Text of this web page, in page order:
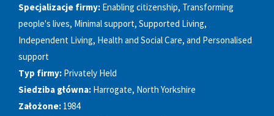
Specjalizacje firmy: Enabling citizenship, Transforming
people's lives, Minimal support, Supported Living,
Independent Living, Health and Social Care, and Personalised
support
Typ firmy: Privately Held
Siedziba główna: Harrogate, North Yorkshire
Założone: 1984